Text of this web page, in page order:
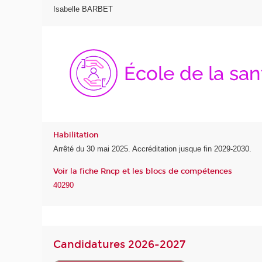
Isabelle BARBET
Habilitation
Arrêté du 30 mai 2025. Accréditation jusque fin 2029-2030.
Voir la fiche Rncp et les blocs de compétences
40290
Candidatures 2026-2027